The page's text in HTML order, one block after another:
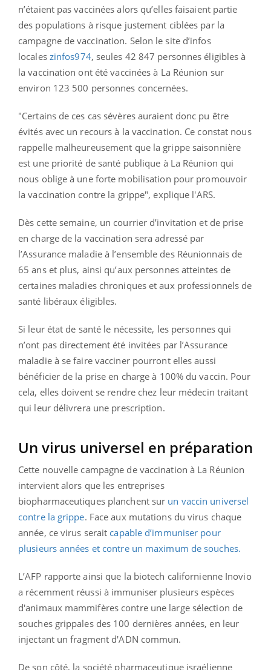
n’étaient pas vaccinées alors qu’elles faisaient partie
des populations à risque justement ciblées par la
campagne de vaccination. Selon le site d’infos
locales zinfos974, seules 42 847 personnes éligibles à
la vaccination ont été vaccinées à La Réunion sur
environ 123 500 personnes concernées.
"Certains de ces cas sévères auraient donc pu être
évités avec un recours à la vaccination. Ce constat nous
rappelle malheureusement que la grippe saisonnière
est une priorité de santé publique à La Réunion qui
nous oblige à une forte mobilisation pour promouvoir
la vaccination contre la grippe", explique l'ARS.
Dès cette semaine, un courrier d’invitation et de prise
en charge de la vaccination sera adressé par
l’Assurance maladie à l’ensemble des Réunionnais de
65 ans et plus, ainsi qu’aux personnes atteintes de
certaines maladies chroniques et aux professionnels de
santé libéraux éligibles.
Si leur état de santé le nécessite, les personnes qui
n’ont pas directement été invitées par l’Assurance
maladie à se faire vacciner pourront elles aussi
bénéficier de la prise en charge à 100% du vaccin. Pour
cela, elles doivent se rendre chez leur médecin traitant
qui leur délivrera une prescription.
Un virus universel en préparation
Cette nouvelle campagne de vaccination à La Réunion
intervient alors que les entreprises
biopharmaceutiques planchent sur un vaccin universel
contre la grippe. Face aux mutations du virus chaque
année, ce virus serait capable d’immuniser pour
plusieurs années et contre un maximum de souches.
L’AFP rapporte ainsi que la biotech californienne Inovio
a récemment réussi à immuniser plusieurs espèces
d'animaux mammifères contre une large sélection de
souches grippales des 100 dernières années, en leur
injectant un fragment d'ADN commun.
De son côté, la société pharmaceutique israélienne